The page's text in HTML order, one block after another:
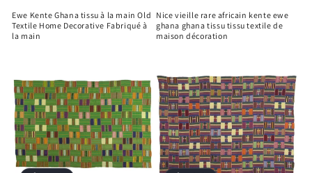
Ewe Kente Ghana tissu à la main Old
Textile Home Decorative Fabriqué à
la main
Nice vieille rare africain kente ewe
ghana ghana tissu tissu textile de
maison décoration